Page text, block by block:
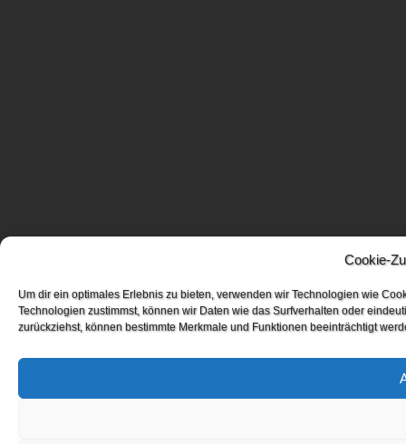
Cookie-
Um dir ein optimales Erlebnis zu bieten, verwenden wir Technologien wie
Technologien zustimmst, können wir Daten wie das Surfverhalten oder
zurückziehst, können bestimmte Merkmale und Funktionen beeinträchtigt